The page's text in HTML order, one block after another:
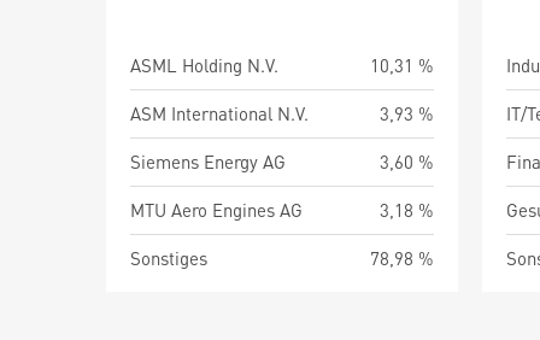
ASML Holding N.V.
10,31 %
ASM International N.V.
3,93 %
Siemens Energy AG
3,60 %
MTU Aero Engines AG
3,18 %
Sonstiges
78,98 %
IT/